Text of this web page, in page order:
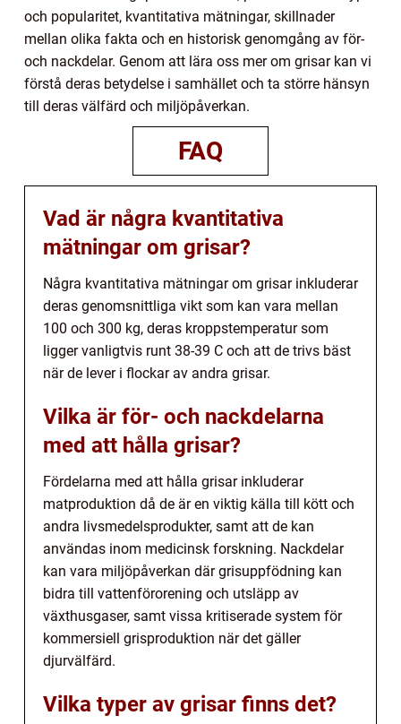
och popularitet, kvantitativa mätningar, skillnader
mellan olika fakta och en historisk genomgång av för-
och nackdelar. Genom att lära oss mer om grisar kan vi
förstå deras betydelse i samhället och ta större hänsyn
till deras välfärd och miljöpåverkan.
FAQ
Vad är några kvantitativa
mätningar om grisar?
Några kvantitativa mätningar om grisar inkluderar
deras genomsnittliga vikt som kan vara mellan
100 och 300 kg, deras kroppstemperatur som
ligger vanligtvis runt 38-39 C och att de trivs bäst
när de lever i flockar av andra grisar.
Vilka är för- och nackdelarna
med att hålla grisar?
Fördelarna med att hålla grisar inkluderar
matproduktion då de är en viktig källa till kött och
andra livsmedelsprodukter, samt att de kan
användas inom medicinsk forskning. Nackdelar
kan vara miljöpåverkan där grisuppfödning kan
bidra till vattenförorening och utsläpp av
växthusgaser, samt vissa kritiserade system för
kommersiell grisproduktion när det gäller
djurvälfärd.
Vilka typer av grisar finns det?